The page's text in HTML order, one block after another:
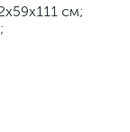
см;